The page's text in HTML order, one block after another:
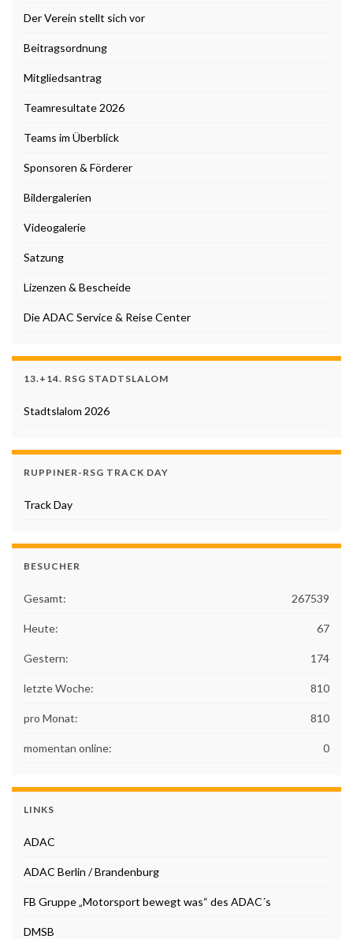
Der Verein stellt sich vor
Beitragsordnung
Mitgliedsantrag
Teamresultate 2026
Teams im Überblick
Sponsoren & Förderer
Bildergalerien
Videogalerie
Satzung
Lizenzen & Bescheide
Die ADAC Service & Reise Center
13.+14. RSG STADTSLALOM
Stadtslalom 2026
RUPPINER-RSG TRACK DAY
Track Day
BESUCHER
267539
Gesamt:
67
Heute:
174
Gestern:
810
letzte Woche:
810
pro Monat:
0
momentan online:
LINKS
ADAC
ADAC Berlin / Brandenburg
FB Gruppe „Motorsport bewegt was“ des ADAC´s
DMSB